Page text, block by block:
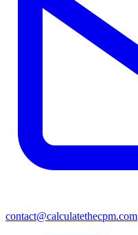
contact@calculatethecpm.com